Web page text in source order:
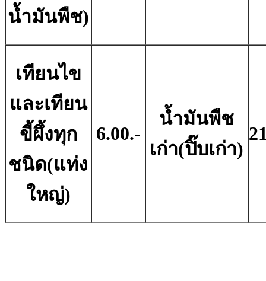
น้ำมันพืช)
เทียนไข
และเทียน
ขี้ผึ้งทุก
ชนิด(แท่ง
ใหญ่)
6.00.-
น้ำมันพืช
เก่า(ปิ๊บเก่า)